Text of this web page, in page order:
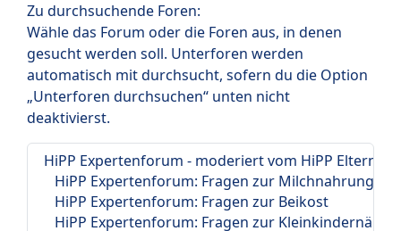
Zu durchsuchende Foren:
Wähle das Forum oder die Foren aus, in denen
gesucht werden soll. Unterforen werden
automatisch mit durchsucht, sofern du die Option
„Unterforen durchsuchen“ unten nicht
deaktivierst.